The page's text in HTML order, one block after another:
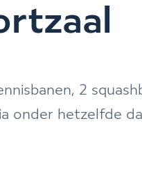
2
onder hetzelfde